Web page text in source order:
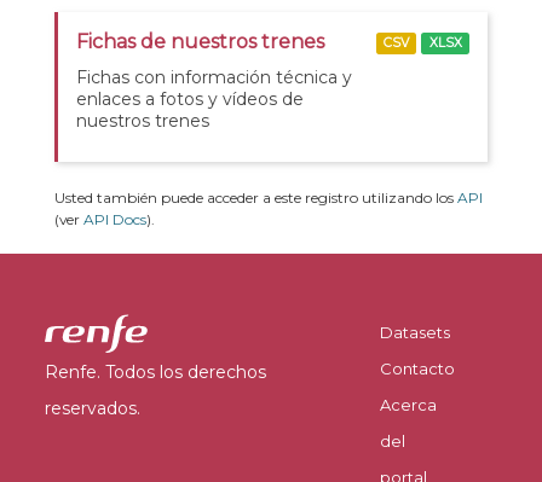
Fichas de nuestros trenes
Fichas con información técnica y
enlaces a fotos y vídeos de
nuestros trenes
CSV XLSX
Usted también puede acceder a este registro utilizando los API
(ver API Docs).
Renfe. Todos los derechos
reservados.
Datasets
Contacto
Acerca
del
portal